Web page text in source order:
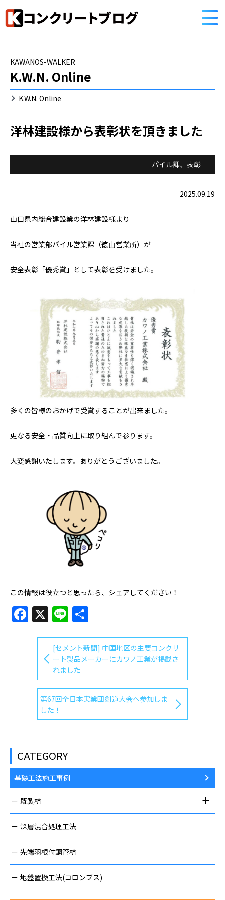
KAWANOS-WALKER
K.W.N. Online
K.W.N. Online
洋林建設様から表彰状を頂きました
パイル課、 表彰
2025.09.19
山口県内総合建設業の洋林建設様より
当社の営業部パイル営業課（徳山営業所）が
安全表彰「優秀賞」として表彰を受けました。
多くの皆様のおかげで受賞することが出来ました。
更なる安全・品質向上に取り組んで参ります。
大変感謝いたします。ありがとうございました。
この情報は役立つと思ったら、シェアしてください！
Facebook
X Line
[セメント新聞] 中国地区の主要コンクリ
ート製品メーカーにカワノ工業が掲載さ
れました
第67回全日本実業団剣道大会へ参加しま
した！
CATEGORY
基礎工法施工事例
既製杭
深層混合処理工法
先端羽根付鋼管杭
地盤置換工法(コロンブス)